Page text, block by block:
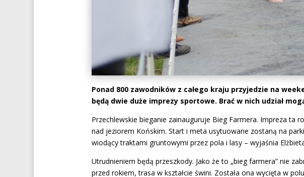
Ponad 800 zawodników z całego kraju przyjedzie na
będą dwie duże imprezy sportowe. Brać w nich udział
Przechlewskie bieganie zainauguruje Bieg Farmera. Impreza ta
nad jeziorem Końskim. Start i meta usytuowane zostaną na
wiodący traktami gruntowymi przez pola i lasy – wyjaśnia
Utrudnieniem będą przeszkody. Jako że to „bieg farmera” nie
przed rokiem, trasa w kształcie świni. Została ona wycięta w